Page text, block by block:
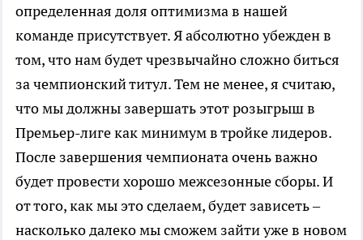
определенная доля оптимизма в нашей
команде присутствует. Я абсолютно убежден в
том, что нам будет чрезвычайно сложно биться
за чемпионский титул. Тем не менее, я считаю,
что мы должны завершать этот розыгрыш в
Премьер-лиге как минимум в тройке лидеров.
После завершения чемпионата очень важно
будет провести хорошо межсезонные сборы. И
от того, как мы это сделаем, будет зависеть –
насколько далеко мы сможем зайти уже в новом